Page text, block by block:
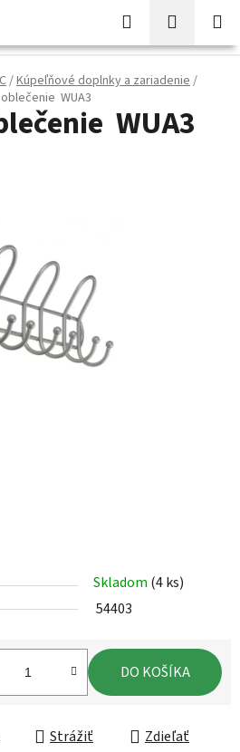
Hľadať
KOŠÍK
/Kúpeľňové doplnky a zariadenie/
WUA3
Skladom (4 ks)
54403
DO KOŠÍKA
Strážiť Zdieľať
WUA3